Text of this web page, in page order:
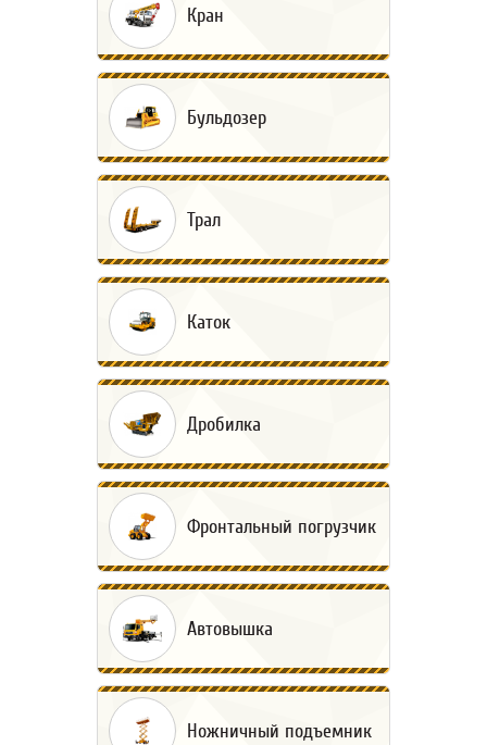
Кран
Бульдозер
Трал
Каток
Дробилка
Фронтальный погрузчик
Автовышка
Ножничный подъемник